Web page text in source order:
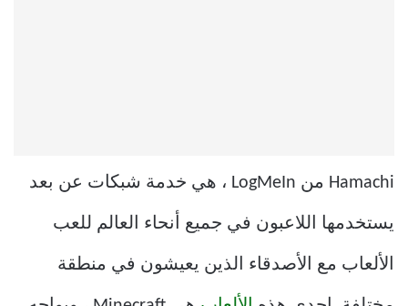
Hamachi من LogMeIn ، هي خدمة شبكات عن بعد
يستخدمها اللاعبون في جميع أنحاء العالم للعب
الألعاب مع الأصدقاء الذين يعيشون في منطقة